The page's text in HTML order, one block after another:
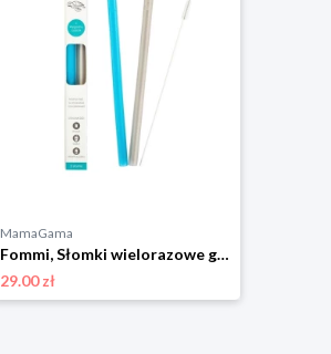
MamaGama
Fommi, Słomki wielorazowe grey/blue 2szt.
29.00 zł